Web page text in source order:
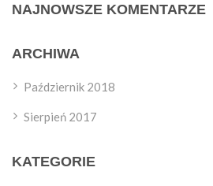
NAJNOWSZE KOMENTARZE
ARCHIWA
Październik 2018
Sierpień 2017
KATEGORIE